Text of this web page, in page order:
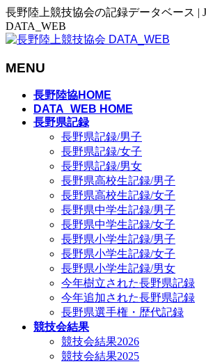
長野陸上競技協会の記録データベース |
DATA_WEB
MENU
長野陸協HOME
DATA_WEB HOME
長野県記録
長野県記録/男子
長野県記録/女子
長野県記録/男女
長野県高校生記録/男子
長野県高校生記録/女子
長野県中学生記録/男子
長野県中学生記録/女子
長野県小学生記録/男子
長野県小学生記録/女子
長野県小学生記録/男女
今年樹立された長野県記録
今年追加された長野県記録
長野県選手権・歴代記録
競技会結果
競技会結果2026
競技会結果2025